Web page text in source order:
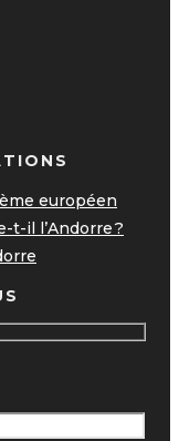
européen
t-il l’Andorre ?